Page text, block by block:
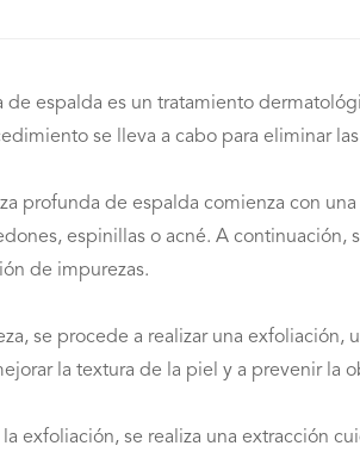
de espalda es un tratamiento
se lleva a cabo para eliminar
profunda de espalda comienza con
espinillas o acné. A continuación,
de impurezas.
se procede a realizar una
la textura de la piel y a prevenir la
exfoliación, se realiza una extracción